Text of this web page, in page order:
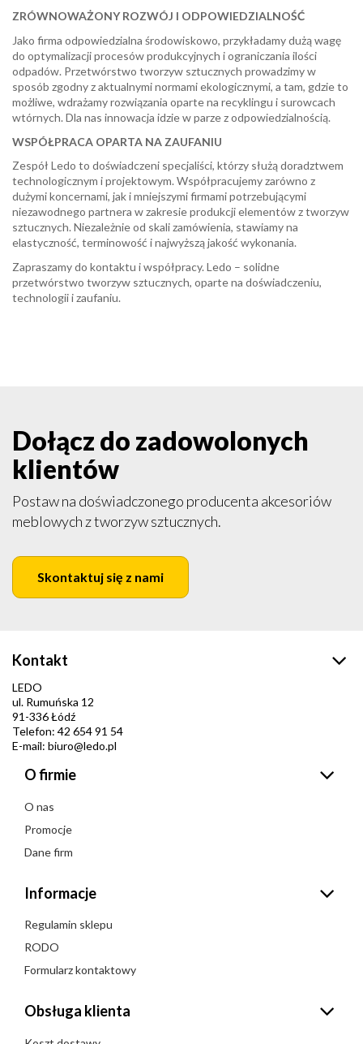
ZRÓWNOWAŻONY ROZWÓJ I ODPOWIEDZIALNOŚĆ
Jako firma odpowiedzialna środowiskowo, przykładamy dużą wagę
do optymalizacji procesów produkcyjnych i ograniczania ilości
odpadów. Przetwórstwo tworzyw sztucznych prowadzimy w
sposób zgodny z aktualnymi normami ekologicznymi, a tam, gdzie to
możliwe, wdrażamy rozwiązania oparte na recyklingu i surowcach
wtórnych. Dla nas innowacja idzie w parze z odpowiedzialnością.
WSPÓŁPRACA OPARTA NA ZAUFANIU
Zespół Ledo to doświadczeni specjaliści, którzy służą doradztwem
technologicznym i projektowym. Współpracujemy zarówno z
dużymi koncernami, jak i mniejszymi firmami potrzebującymi
niezawodnego partnera w zakresie produkcji elementów z tworzyw
sztucznych. Niezależnie od skali zamówienia, stawiamy na
elastyczność, terminowość i najwyższą jakość wykonania.
Zapraszamy do kontaktu i współpracy. Ledo – solidne
przetwórstwo tworzyw sztucznych, oparte na doświadczeniu,
technologii i zaufaniu.
Dołącz do zadowolonych
klientów
Postaw na doświadczonego producenta akcesoriów
meblowych z tworzyw sztucznych.
Skontaktuj się z nami
Kontakt
LEDO
ul. Rumuńska 12
91-336 Łódź
Telefon: 42 654 91 54
E-mail: biuro@ledo.pl
O firmie
O nas
Promocje
Dane firm
Informacje
Regulamin sklepu
RODO
Formularz kontaktowy
Obsługa klienta